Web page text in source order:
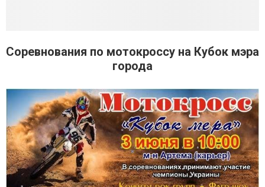
Соревнования по мотокроссу на Кубок мэра
города